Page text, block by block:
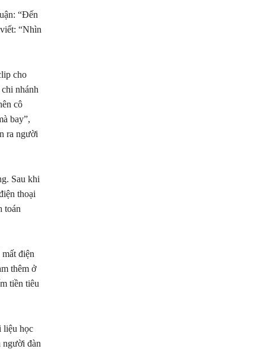
“Đến
“Nhìn
cho
nhánh
cô
bay”,
ra người
Sau khi
thoại
toán
điện
thêm ở
tiền tiêu
liệu học
người đàn